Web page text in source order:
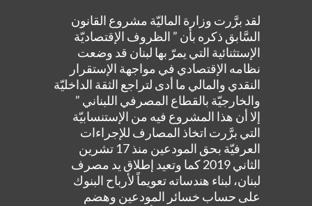
لقد برَّرت وزارة الماليّة مشروع القانون
السَّابق ذكره بأن ” الظروف الإقتصاديّة
الإستثنائية التي يمرّ بها لبنان قد وضعت
نظامه الإقتصادي في مواجهة الإستقرار
النقدي والمالي ما أدى لتراجع الثقة الداخليّة
والخارجيّة بالقطاع المصرفي اللبناني ”
إلا أن هذا المشروع فيه من الإستنسابيّة
التي برَّرت اتخاذ المصارف للإجراءات
العرفيّة بحق المودعين منذ 17 تشرين
الثاني 2019 كما وتعيد إطلاق يد مصرف
لبنان، لبناء هندساته تعويماً لأرباح البنوك
على حساب خسائر المودعين وهضم